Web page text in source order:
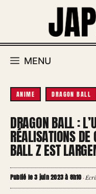
MENU
ANIME DRAGON BALL
DRAGON BALL :
RÉALISATIONS
BALL Z EST
Publié le 3 juin 2023 à 8h10 ·